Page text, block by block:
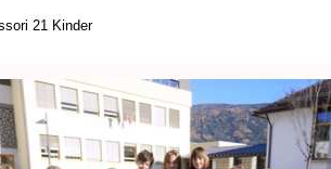
21 Kinder